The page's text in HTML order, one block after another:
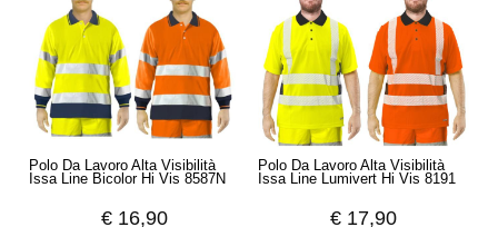
Polo Da Lavoro Alta Visibilità
Issa Line Bicolor Hi Vis 8587N
€ 16,90
Polo Da Lavoro Alta Visibilità
Issa Line Lumivert Hi Vis 8191
€ 17,90